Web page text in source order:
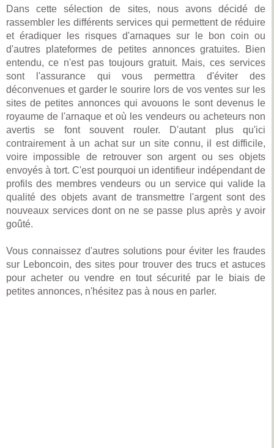
Dans cette sélection de sites, nous avons décidé de
rassembler les différents services qui permettent de réduire
et éradiquer les risques d'arnaques sur le bon coin ou
d'autres plateformes de petites annonces gratuites. Bien
entendu, ce n'est pas toujours gratuit. Mais, ces services
sont l'assurance qui vous permettra d'éviter des
déconvenues et garder le sourire lors de vos ventes sur les
sites de petites annonces qui avouons le sont devenus le
royaume de l'arnaque et où les vendeurs ou acheteurs non
avertis se font souvent rouler. D'autant plus qu'ici
contrairement à un achat sur un site connu, il est difficile,
voire impossible de retrouver son argent ou ses objets
envoyés à tort. C'est pourquoi un identifieur indépendant de
profils des membres vendeurs ou un service qui valide la
qualité des objets avant de transmettre l'argent sont des
nouveaux services dont on ne se passe plus après y avoir
goûté.
Vous connaissez d'autres solutions pour éviter les fraudes
sur Leboncoin, des sites pour trouver des trucs et astuces
pour acheter ou vendre en tout sécurité par le biais de
petites annonces, n'hésitez pas à nous en parler.